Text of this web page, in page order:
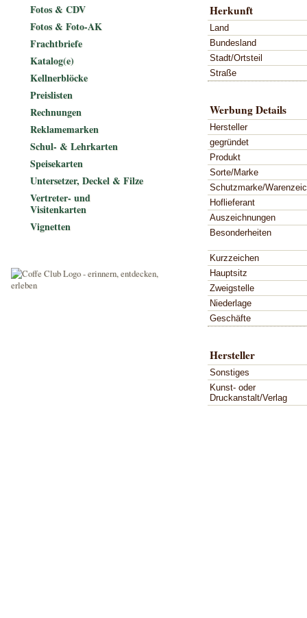
Herkunft
Land
Bundesland
Stadt/Ortsteil
Straße
Werbung Details
Hersteller
gegründet
Produkt
Sorte/Marke
Schutzmarke/
Hoflieferant
Auszeichnungen
Besonderheiten
Kurzzeichen
Hauptsitz
Zweigstelle
Niederlage
Geschäfte
Hersteller
Sonstiges
Kunst- oder
Druckanstalt/Verlag
Fotos & CDV
Fotos & Foto-AK
Frachtbriefe
Katalog(e)
Kellnerblöcke
Preislisten
Rechnungen
Reklamemarken
Schul- & Lehrkarten
Speisekarten
Untersetzer, Deckel & Filze
Vertreter- und
Visitenkarten
Vignetten